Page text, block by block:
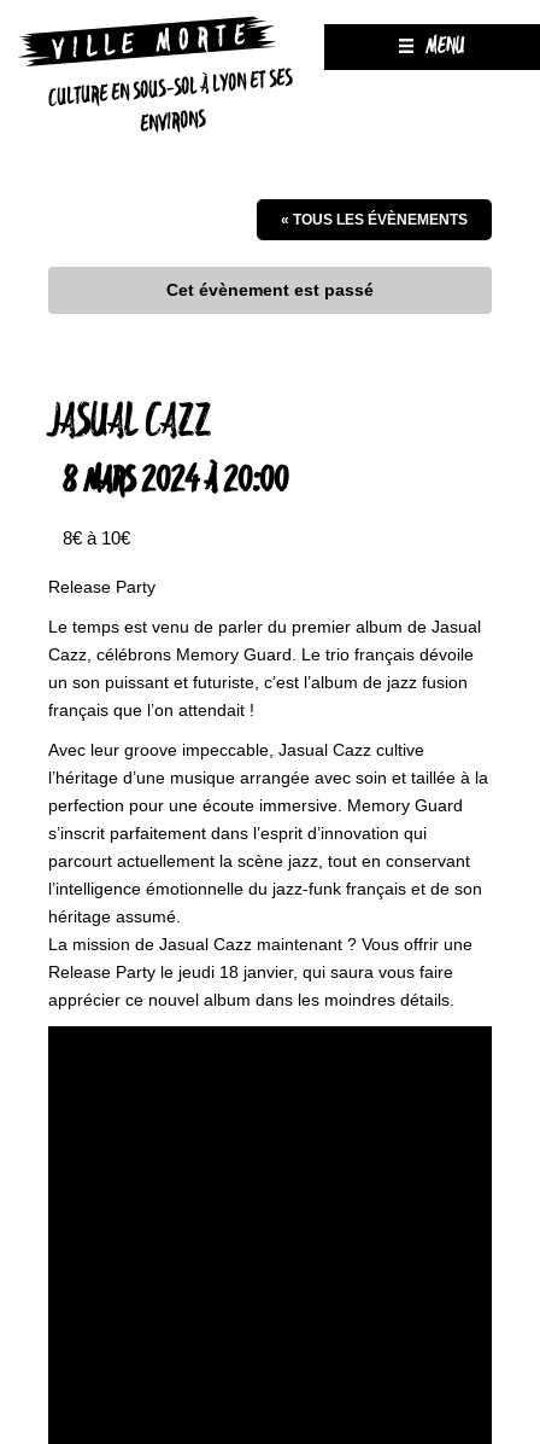
CULTURE EN SOUS-SOL À LYON ET SES
ENVIRONS
MENU
« TOUS LES ÉVÈNEMENTS
Cet évènement est passé
JASUAL CAZZ
8 MARS 2024 À 20:00
8€ à 10€
Release Party
Le temps est venu de parler du premier album de Jasual
Cazz, célébrons Memory Guard. Le trio français dévoile
un son puissant et futuriste, c’est l’album de jazz fusion
français que l’on attendait !
Avec leur groove impeccable, Jasual Cazz cultive
l’héritage d’une musique arrangée avec soin et taillée à la
perfection pour une écoute immersive. Memory Guard
s’inscrit parfaitement dans l’esprit d’innovation qui
parcourt actuellement la scène jazz, tout en conservant
l’intelligence émotionnelle du jazz-funk français et de son
héritage assumé.
La mission de Jasual Cazz maintenant ? Vous offrir une
Release Party le jeudi 18 janvier, qui saura vous faire
apprécier ce nouvel album dans les moindres détails.